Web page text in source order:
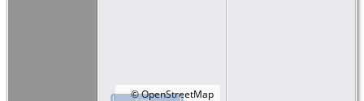
©OpenStreetMap